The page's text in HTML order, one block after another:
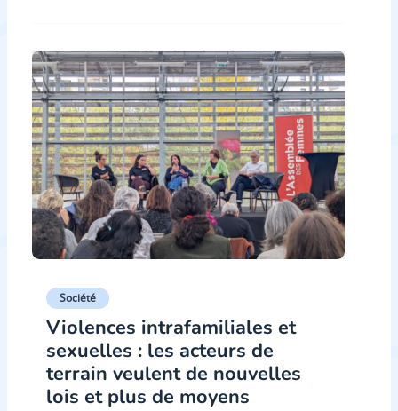
Société
Violences intrafamiliales et
sexuelles : les acteurs de
terrain veulent de nouvelles
lois et plus de moyens